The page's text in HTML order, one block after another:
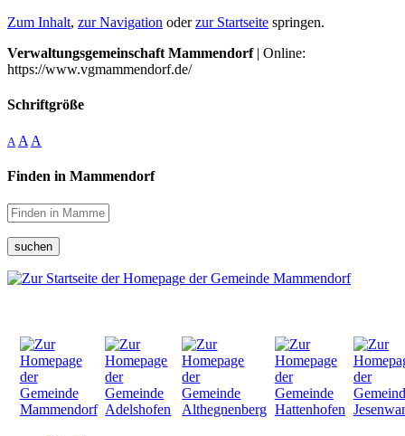
Zum Inhalt, zur Navigation oderzur Startseite springen.
Verwaltungsgemeinschaft Mammendorf| Online:
https://www.vgmammendorf.de/
Schriftgröße
A A A
Finden in Mammendorf
suchen